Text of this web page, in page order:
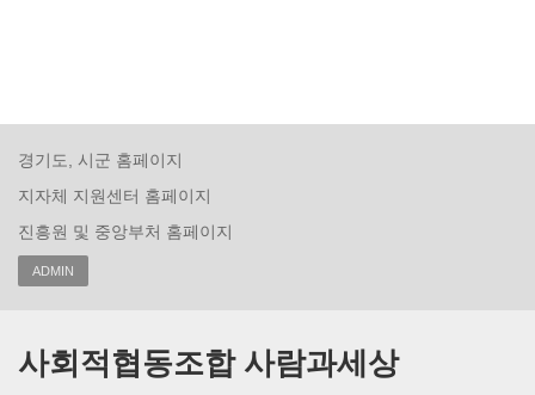
경기도, 시군 홈페이지
지자체 지원센터 홈페이지
진흥원 및 중앙부처 홈페이지
ADMIN
사회적협동조합 사람과세상